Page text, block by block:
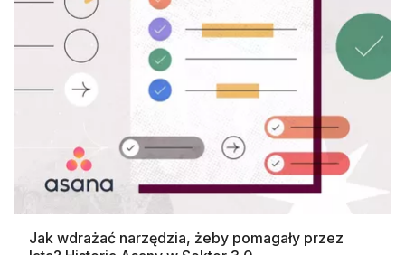
Jak wdrażać narzędzia, żeby pomagały przez